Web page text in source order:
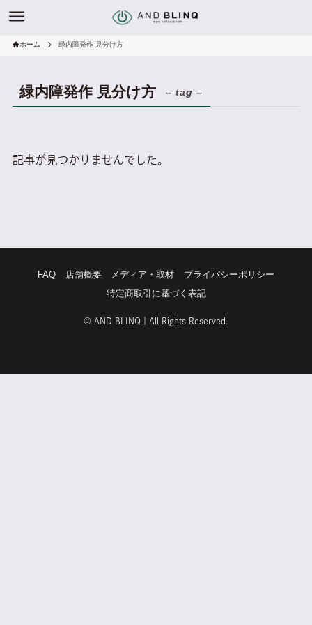
ホーム 緑内障発作 見分け方
緑内障発作 見分け方 – tag –
記事が見つかりませんでした。
FAQ 店舗概要 メディア・取材
プライバシーポリシー
特定商取引に基づく表記
© AND BLINQ｜All Rights Reserved.